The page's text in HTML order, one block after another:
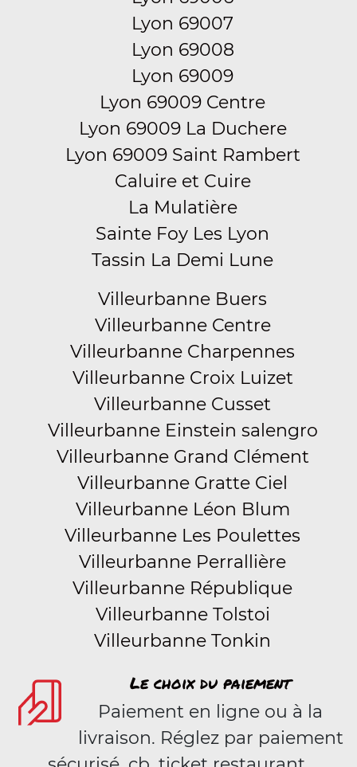
Lyon 69007
Lyon 69008
Lyon 69009
Lyon 69009 Centre
Lyon 69009 La Duchere
Lyon 69009 Saint Rambert
Caluire et Cuire
La Mulatière
Sainte Foy Les Lyon
Tassin La Demi Lune
Villeurbanne Buers
Villeurbanne Centre
Villeurbanne Charpennes
Villeurbanne Croix Luizet
Villeurbanne Cusset
Villeurbanne Einstein salengro
Villeurbanne Grand Clément
Villeurbanne Gratte Ciel
Villeurbanne Léon Blum
Villeurbanne Les Poulettes
Villeurbanne Perrallière
Villeurbanne République
Villeurbanne Tolstoi
Villeurbanne Tonkin
Le choix du paiement
Paiement en ligne ou à la
livraison. Réglez par paiement